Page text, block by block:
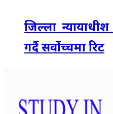
जिल्ला
गर्दै सर्वोच्चमा रिट